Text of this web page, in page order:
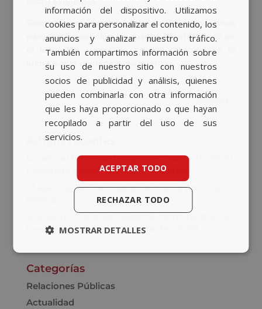
Siempre nos hemos centrado en prepararnos
para la competición de captar clientes, pero en
el futuro la guerra va a estar también en
lucha por la captación de talento.
Artigos recentes
Un año al frente de la agencia: Entrevista de El
Publicista a Ana Rodríguez de Zárate
El asalto a TikTok: cuando el medio no es tu
Nos sumamos a Bob Agency como partner de
medios para la nueva cuenta de GASIB
Categorías
Relaciones Públicas
Actualidad
ENGLISH
información del dispositivo. Utilizamos
cookies para personalizar el contenido, los
anuncios y analizar nuestro tráfico.
También compartimos información sobre
su uso de nuestro sitio con nuestros
socios de publicidad y análisis, quienes
pueden combinarla con otra información
que les haya proporcionado o que hayan
recopilado a partir del uso de sus
servicios.
ACEPTAR TODO
RECHAZAR TODO
MOSTRAR DETALLES